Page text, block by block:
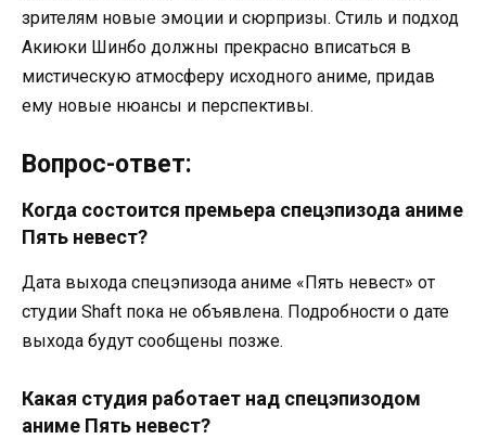
зрителям новые эмоции и сюрпризы. Стиль и подход
Акиюки Шинбо должны прекрасно вписаться в
мистическую атмосферу исходного аниме, придав
ему новые нюансы и перспективы.
Вопрос-ответ:
Когда состоится премьера спецэпизода аниме
Пять невест?
Дата выхода спецэпизода аниме «Пять невест» от
студии Shaft пока не объявлена. Подробности о дате
выхода будут сообщены позже.
Какая студия работает над спецэпизодом
аниме Пять невест?